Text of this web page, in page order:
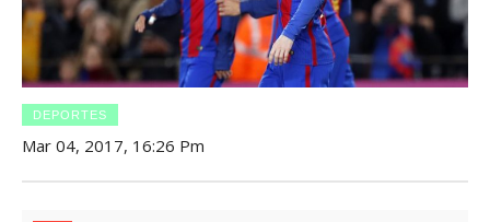
DEPORTES
Mar 04, 2017, 16:26 Pm